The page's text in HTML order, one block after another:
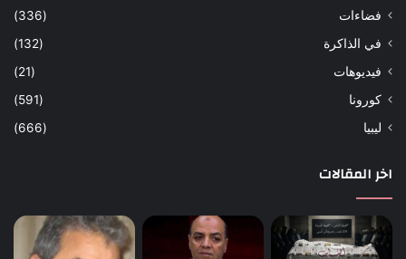
فضاءات
(336)
في الذاكرة
(132)
فيديوهات
(21)
كورونا
(591)
ليبيا
(666)
اخر المقالات